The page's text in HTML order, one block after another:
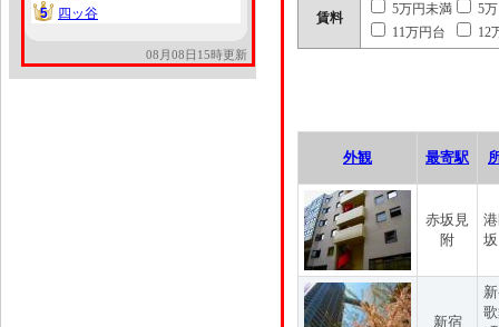
5
5 四ッ谷
08月08日15時更新
賃料
5万円未満
5
11万円台
12
外観 最寄駅
赤坂見
附
新宿